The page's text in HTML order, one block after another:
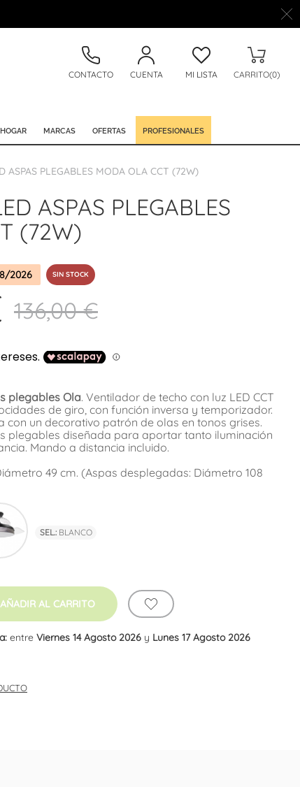
CONTACTO CUENTA MI LISTA CARRITO(0)
HOGAR MARCAS OFERTAS PROFESIONALES
ASPAS PLEGABLES MODA OLA CCT (72W)
ASPAS PLEGABLES
(72W)
2026 SIN STOCK
136,00 €
plegables Ola. Ventilador de techo con luz LED CCT
de giro, con función inversa y temporizador.
con un decorativo patrón de olas en tonos grises.
plegables diseñada para aportar tanto iluminación
Mando a distancia incluido.
49 cm. (Aspas desplegadas: Diámetro 108
SEL.:BLANCO
AÑADIR AL CARRITO
entre Viernes 14 Agosto 2026 y Lunes 17 Agosto 2026